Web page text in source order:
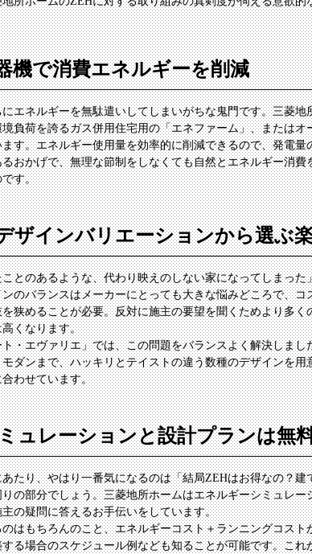
機で消費エネルギーを削減
エネルギーを無駄遣いしてしまいがちな鬼門です。三菱地
負荷を誇るガス併用住宅用の「エネファーム」、またはオ
す。エネルギー使用量を効率的に削減できるので、発電量
おかげで、無理な節制をしなくても自然とエネルギー消費
す。
ザインバリエーションから選ぶ
とのあるような、代わり映えのしない家になってしまった
のバランスはメーカーにとっても大きな悩みどころで、コ
狭めることが必要。反対に施主の要望を聞くためより多く
くなります。
・エヴァリエ」では、この問題をバランスよく解決しまし
ダンまで、ハッキリとテイストの違う数種のデザインを用
わせています。
ュレーションと設計プランは無
たり、やはり一番気になるのは「結局ZEHはお得なの？建
の部分でしょう。三菱地所ホームはエネルギーシミュレー
の疑問に答えるお手伝いをしています。
はもちろんのこと、エネルギーコスト＋ランニングコスト
る場合のスケジュール例なども知ることが可能です。これ